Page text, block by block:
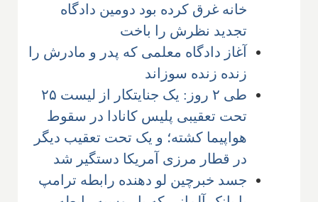
خانه غرق کرده بود دومین دادگاه
تجدید نظرش را باخت
آغاز دادگاه معلمی که پدر و مادرش را
زنده زنده سوزاند
طی ۲ روز: یک جنایتکار از لیست ۲۵
تحت تعقیبی پلیس کانادا در سقوط
هواپیما کشته؛ و یک تحت تعقیب دیگر
در قطار مرزی آمریکا دستگیر شد
جسد خبرچین لو دهنده رابطه ترامپ